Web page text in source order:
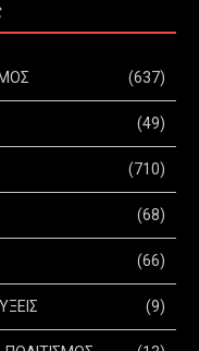
(637)
(49)
(710)
(68)
(66)
(9)